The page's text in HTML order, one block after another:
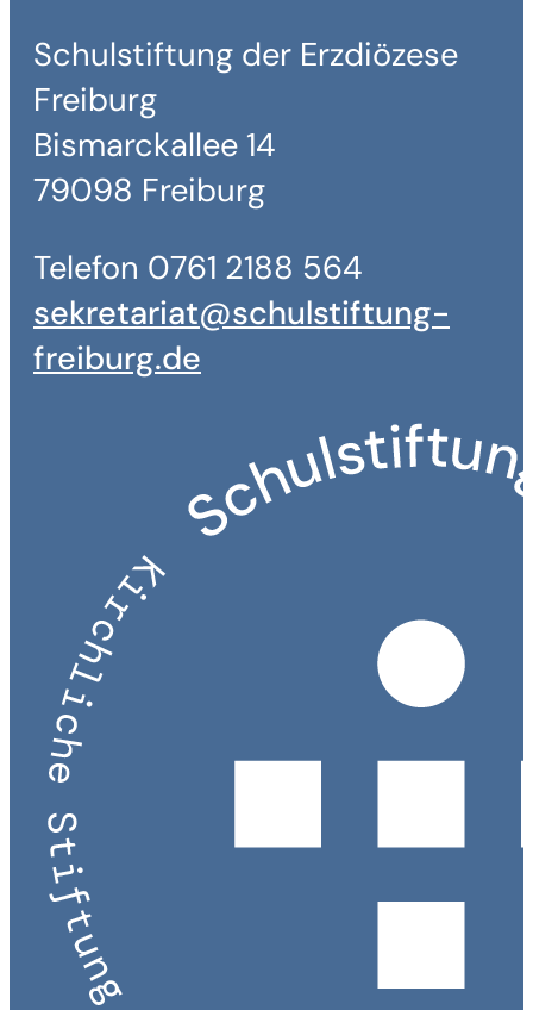
Schulstiftung der Erzdiözese
Freiburg
Bismarckallee 14
79098 Freiburg
Telefon 0761 2188 564
sekretariat@schulstiftung-
freiburg.de